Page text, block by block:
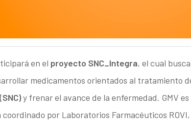
en el proyecto SNC_Integra, el cual
medicamentos orientados al tratamiento
y frenar el avance de la enfermedad. GMV
coordinado por Laboratorios Farmacéuticos